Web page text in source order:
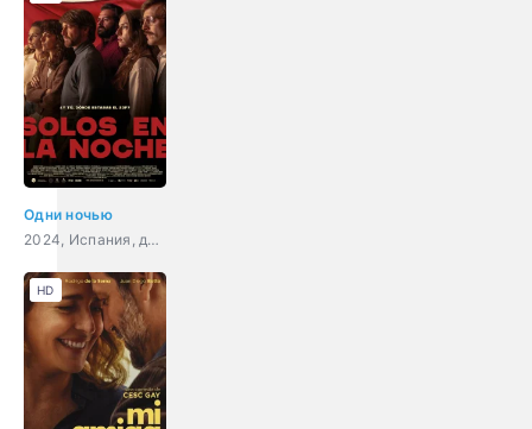
Одни ночью
2024, Испания, драма, комедия, история
HD